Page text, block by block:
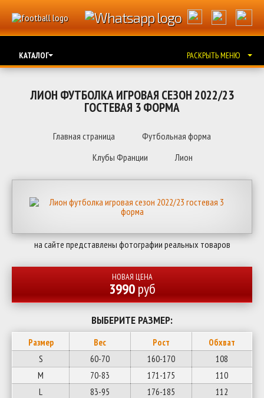
КАТАЛОГ РАСКРЫТЬ МЕНЮ
ЛИОН ФУТБОЛКА ИГРОВАЯ СЕЗОН 2022/23
ГОСТЕВАЯ 3 ФОРМА
Главная страница
Футбольная форма
Клубы Франции
Лион
на сайте представлены фотографии реальных товаров
НОВАЯ ЦЕНА
3990руб
ВЫБЕРИТЕ РАЗМЕР:
Размер Вес Рост
Обхват
S
60-70 160-170
108
M
70-83 171-175
110
L
83-95 176-185
112